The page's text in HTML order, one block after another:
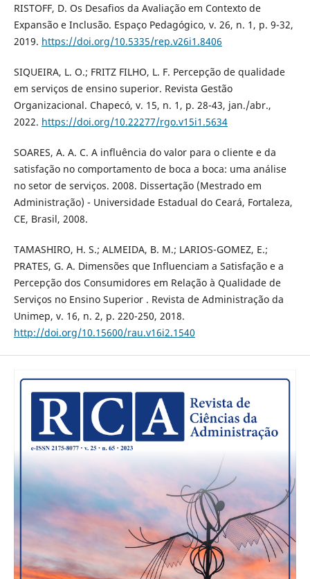
RISTOFF, D. Os Desafios da Avaliação em Contexto de
Expansão e Inclusão. Espaço Pedagógico, v. 26, n. 1, p. 9-32,
2019. https://doi.org/10.5335/rep.v26i1.8406
SIQUEIRA, L. O.; FRITZ FILHO, L. F. Percepção de qualidade
em serviços de ensino superior. Revista Gestão
Organizacional. Chapecó, v. 15, n. 1, p. 28-43, jan./abr.,
2022. https://doi.org/10.22277/rgo.v15i1.5634
SOARES, A. A. C. A influência do valor para o cliente e da
satisfação no comportamento de boca a boca: uma análise
no setor de serviços. 2008. Dissertação (Mestrado em
Administração) - Universidade Estadual do Ceará, Fortaleza,
CE, Brasil, 2008.
TAMASHIRO, H. S.; ALMEIDA, B. M.; LARIOS-GOMEZ, E.;
PRATES, G. A. Dimensões que Influenciam a Satisfação e a
Percepção dos Consumidores em Relação à Qualidade de
Serviços no Ensino Superior . Revista de Administração da
Unimep, v. 16, n. 2, p. 220-250, 2018.
http://doi.org/10.15600/rau.v16i2.1540